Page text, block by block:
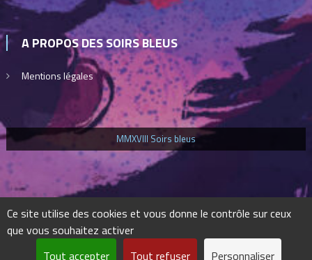
A PROPOS DES SOIRS BLEUS
Mentions légales
MMXVIII Soirs bleus
Ce site utilise des cookies et vous donne le contrôle sur ceux
que vous souhaitez activer
Tout accepter
Tout refuser Personnaliser